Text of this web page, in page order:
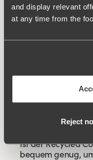
and display relevant
at any time from the
Reject
Artikel-ID 843307
Viewing image 1 of 4
FAQ
Ist der Recycled
bequem genug,